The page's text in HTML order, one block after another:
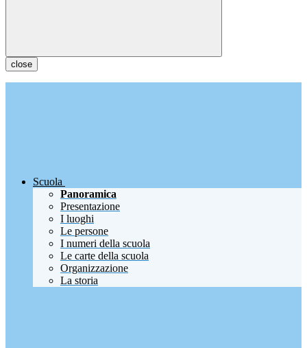
close
Scuola
Panoramica
Presentazione
I luoghi
Le persone
I numeri della scuola
Le carte della scuola
Organizzazione
La storia